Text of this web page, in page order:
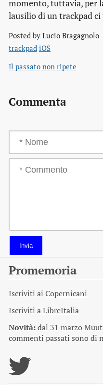
momento, tuttavia, per
lausilio di un trackpad ci
Posted by Lucio Bragagnolo
trackpad iOS
Il passato non ripete
Commenta
Invia
Promemoria
Iscriviti ai Copernicani
Iscriviti aLibreItalia
Novità:dal 31 marzo
commenti passati sono di